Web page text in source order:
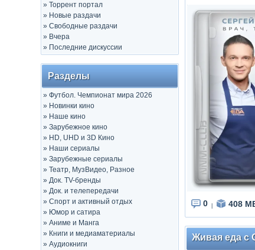
» Торрент портал
» Новые раздачи
» Свободные раздачи
» Вчера
» Последние дискуссии
Разделы
» Футбол. Чемпионат мира 2026
» Новинки кино
» Наше кино
» Зарубежное кино
» HD, UHD и 3D Кино
» Наши сериалы
» Зарубежные сериалы
» Театр, МузВидео, Разное
» Док. TV-бренды
» Док. и телепередачи
» Спорт и активный отдых
» Юмор и сатира
» Аниме и Манга
» Книги и медиаматериалы
» Аудиокниги
0 408
Живая еда с